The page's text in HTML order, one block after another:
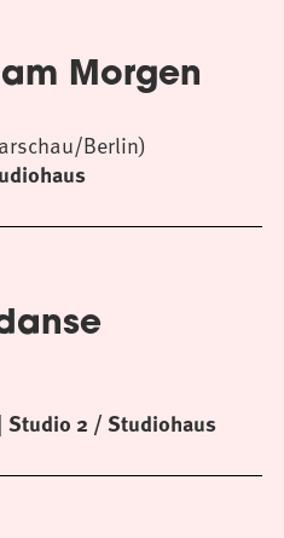
Morgen
Berlin)
Studio 2 / Studiohaus